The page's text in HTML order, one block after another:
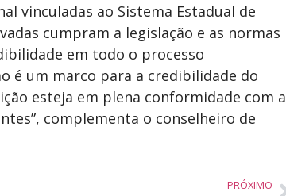
vinculadas ao Sistema Estadual de
cumpram a legislação e as normas
em todo o processo
é um marco para a credibilidade do
esteja em plena conformidade com a
complementa o conselheiro de
PRÓXIMO